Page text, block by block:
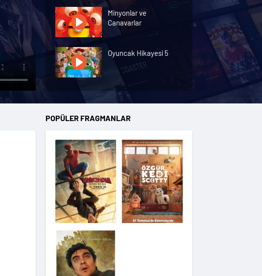
Minyonlar ve
Canavarlar
Oyuncak Hikayesi 5
Özgür Kedi Scotty
Hannas 3
Saplantı
Modi: Deliliğin
Kanadında Üç Gün
POPÜLER FRAGMANLAR